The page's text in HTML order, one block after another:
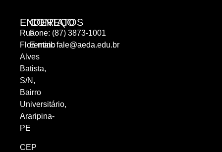
ENDEREÇO
Rua
Florentino
Alves
Batista,
S/N,
Bairro
Universitário,
Araripina-
PE
CEP
CONTATOS
Fone: (87) 3873-1001
E-mail:fale@aeda.edu.br